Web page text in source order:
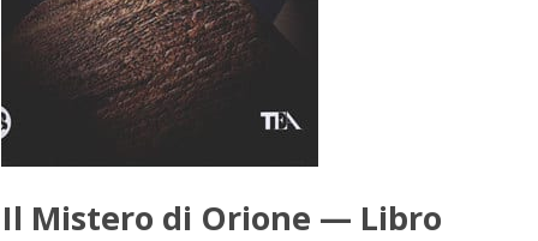
Il Mistero di Orione — Libro